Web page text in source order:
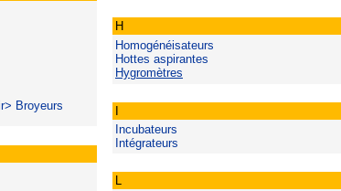
Broyeurs
H
Homogénéisateurs
Hottes aspirantes
Hygromètres
Incubateurs
Intégrateurs
L